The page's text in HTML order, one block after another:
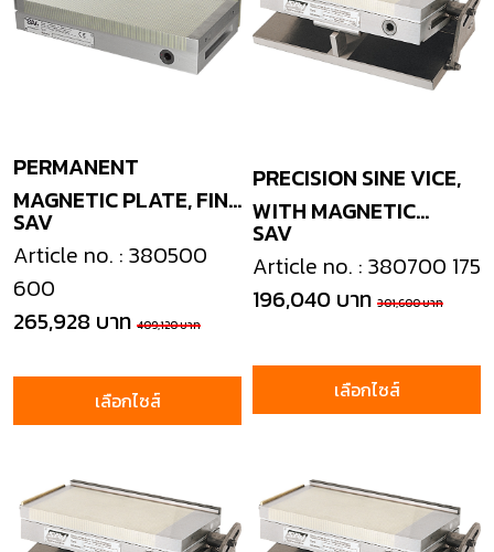
SAV
PERMANENT
MAGNETIC PLATE, FINE
POLE
Article no. : 380500
600
265,928 บาท 409,120 บาท
เลือกไซส์
SAV
PRECISION SINE VICE,
WITH MAGNETIC
PLATE
Article no. : 380700 175
196,040 บาท 301,600 บาท
เลือกไซส์